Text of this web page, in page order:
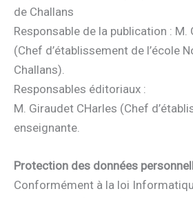
de Challans
Responsable de la publication : M.
(Chef d’établissement de l’école
Challans).
Responsables éditoriaux :
M. Giraudet CHarles (Chef
enseignante.
Protection des données
Conformément à la loi